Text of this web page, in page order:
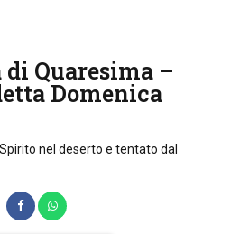
Quaresima –
Domenica
nel deserto e tentato dal